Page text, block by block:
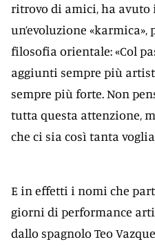
ritrovo di amici, ha avuto
un’evoluzione
filosofia orientale: «Col
aggiunti sempre più
sempre più forte. Non
tutta questa attenzione,
che ci sia così tanta
E in effetti i nomi che
giorni di performance
dallo spagnolo Teo